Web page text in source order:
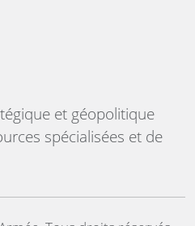
et géopolitique
spécialisées et de